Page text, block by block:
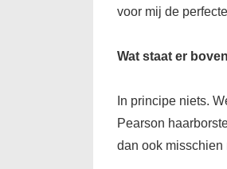
voor mij de
Wat staat er
In principe niets.
Pearson
dan ook